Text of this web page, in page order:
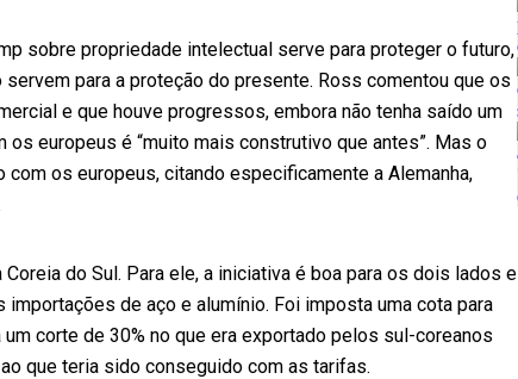
sobre propriedade intelectual serve para proteger o futuro,
para a proteção do presente. Ross comentou que os
e que houve progressos, embora não tenha saído um
europeus é “muito mais construtivo que antes”. Mas o
os europeus, citando especificamente a Alemanha,
do Sul. Para ele, a iniciativa é boa para os dois lados e
de aço e alumínio. Foi imposta uma cota para
corte de 30% no que era exportado pelos sul-coreanos
que teria sido conseguido com as tarifas.